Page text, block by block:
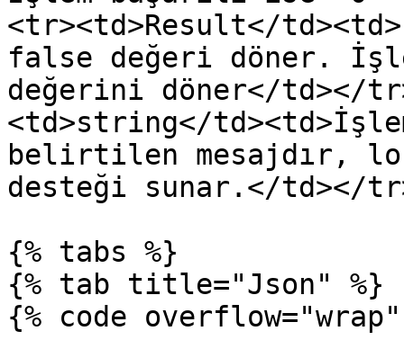
<tr><td>Result</
false değeri döner.
değerini döner</td></
<td>string</
belirtilen mesajdır,
desteği sunar.</td></
{% tabs %}
{% tab title="Json" %}
{% code